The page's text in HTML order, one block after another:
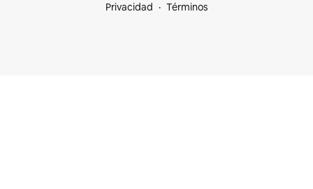
Privacidad
Términos